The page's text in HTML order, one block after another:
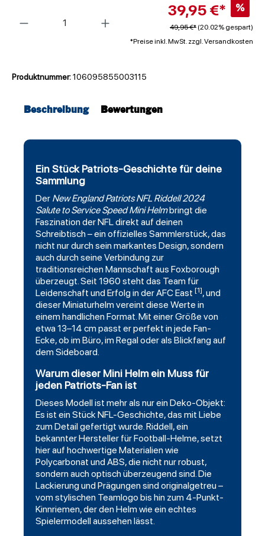
39,95 €* %
49,95 €* (20.02% gespart)
*Preise inkl. MwSt. zzgl. Versandkosten
Produktnummer:106095855003115
Beschreibung Bewertungen
Ein Stück Patriots-Geschichte für deine
Sammlung
Der New England PatriotsNFL Riddell2024
Salute to Service Speed Mini Helmbringt die
Faszination der NFL direkt auf deinen
Schreibtisch – ein offizielles Sammlerstück, das
nicht nur durch sein markantes Design, sondern
auch durch seine Verbindung zur
traditionsreichen Mannschaft aus Foxborough
überzeugt. Seit 1960 steht das Team für
Leidenschaft und Erfolg in der AFC East [1], und
dieser Miniaturhelm vereint diese Werte in
einem handlichen Format. Mit einer Größe von
etwa 13–14 cm passt er perfekt in jede Fan-
Ecke, ob im Büro, im Regal oder als Blickfang auf
dem Sideboard.
Warum dieser Mini Helm ein Muss für
jeden Patriots-Fan ist
Dieses Modell ist mehr als nur ein Deko-Objekt:
Es ist ein Stück NFL-Geschichte, das mit Liebe
zum Detail gefertigt wurde. Riddell, ein
bekannter Hersteller für Football-Helme, setzt
hier auf hochwertige Materialien wie
Polycarbonat und ABS, die nicht nur robust,
sondern auch optisch überzeugend sind. Die
Lackierung und Prägungen sind originalgetreu –
vom stylischen Teamlogo bis hin zum 4-Punkt-
Kinnriemen, der den Helm wie ein echtes
Spielermodell aussehen lässt.